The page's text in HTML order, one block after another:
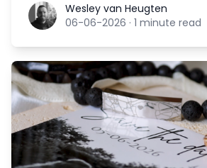
Wesley van Heugten
Wesley van Heugten
06-06-2026 · 1 minute read